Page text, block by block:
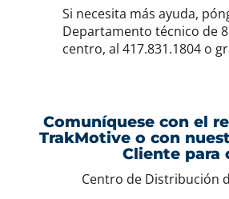
Si necesita más ayuda,
Departamento técnico de
centro, al 417.831.1804 o
Comuníquese con el
TrakMotive o con
Cliente para
Centro de Distribución